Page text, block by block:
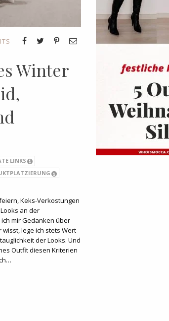
Winter
LINKS
Keks-Verkostungen
an der
mir Gedanken über
lege ich stets Wert
der Looks. Und
Outfit diesen Kriterien